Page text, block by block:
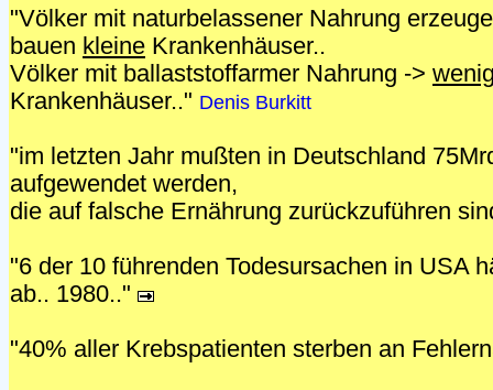
"Völker mit naturbelassener Nahrung
bauen kleine Krankenhäuser..
Völker mit ballaststoffarmer Nahrung ->
Krankenhäuser.." Denis Burkitt
"im letzten Jahr mußten in Deutschland
aufgewendet werden,
die auf falsche Ernährung zurückzuführen
"6 der 10 führenden Todesursachen in USA
ab.. 1980.."
"40% aller Krebspatienten sterben an